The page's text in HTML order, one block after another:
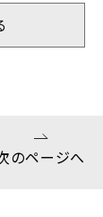
のページへ